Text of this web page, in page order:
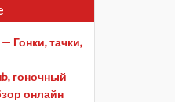
Гонки, тачки,
гоночный
онлайн